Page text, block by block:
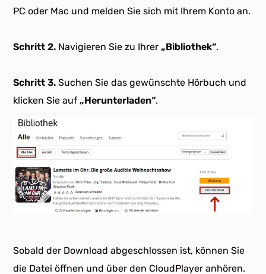
PC oder Mac und melden Sie sich mit Ihrem Konto an.
Schritt 2. Navigieren Sie zu Ihrer„Bibliothek“.
Schritt 3. Suchen Sie das gewünschte Hörbuch und
klicken Sie auf„Herunterladen“.
Sobald der Download abgeschlossen ist, können Sie
die Datei öffnen und über den CloudPlayer anhören.